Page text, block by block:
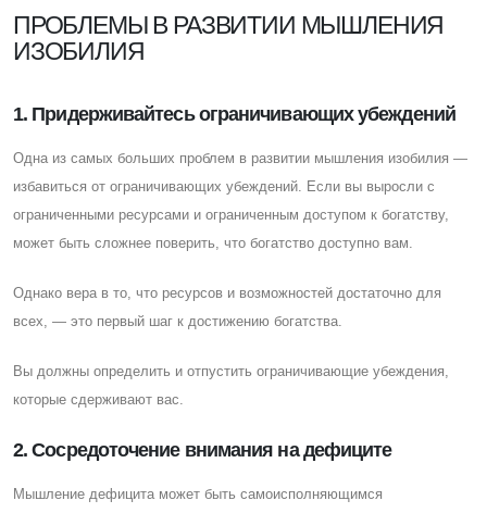
ПРОБЛЕМЫ В РАЗВИТИИ МЫШЛЕНИЯ
ИЗОБИЛИЯ
1. Придерживайтесь ограничивающих убеждений
Одна из самых больших проблем в развитии мышления изобилия —
избавиться от ограничивающих убеждений. Eсли вы выросли с
ограниченными ресурсами и ограниченным доступом к богатству,
может быть сложнее поверить, что богатство доступно вам.
Однако вера в то, что ресурсов и возможностей достаточно для
всех, — это первый шаг к достижению богатства.
Вы должны определить и отпустить ограничивающие убеждения,
которые сдерживают вас.
2. Cосредоточение внимания на дефиците
Мышление дефицита может быть самоисполняющимся